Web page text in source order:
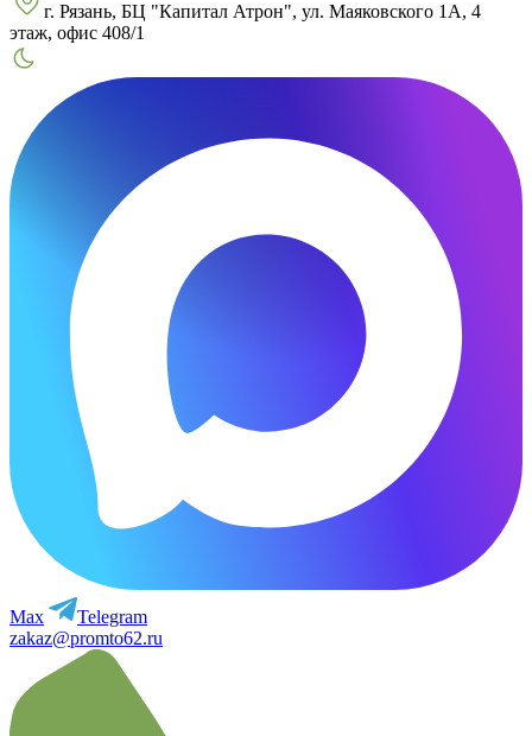
г. Рязань, БЦ "Капитал Атрон", ул. Маяковского 1А, 4
этаж, офис 408/1
Max
Telegram
zakaz@promto62.ru